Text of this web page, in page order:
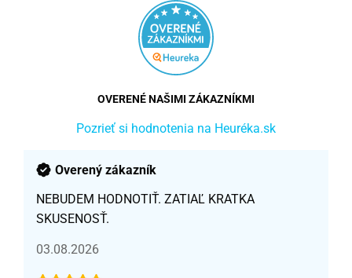
OVERENÉ NAŠIMI ZÁKAZNÍKMI
Pozrieť si hodnotenia na Heuréka.sk
Overený zákazník
NEBUDEM HODNOTIŤ. ZATIAĽ KRATKA
SKUSENOSŤ.
03.08.2026